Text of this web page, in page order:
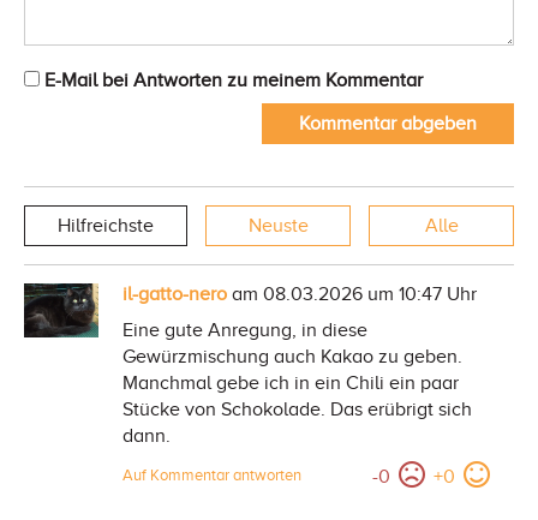
E-Mail bei Antworten zu meinem Kommentar
Kommentar abgeben
Hilfreichste Neuste Alle
il-gatto-nero am 08.03.2026 um 10:47 Uhr
Eine gute Anregung, in diese
Gewürzmischung auch Kakao zu geben.
Manchmal gebe ich in ein Chili ein paar
Stücke von Schokolade. Das erübrigt sich
dann.
-0 +0
Auf Kommentar antworten